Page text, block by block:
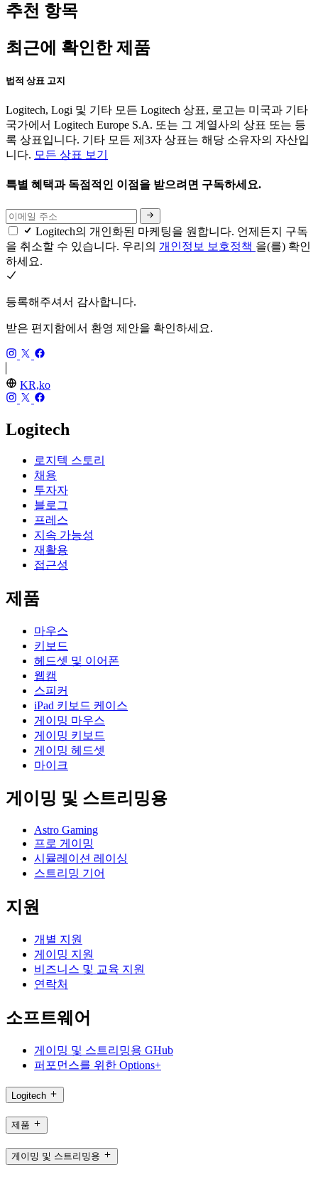
추천 항목
최근에 확인한 제품
법적 상표 고지
Logitech, Logi 및 기타 모든 Logitech 상표, 로고는 미국과 기타
국가에서 Logitech Europe S.A. 또는 그 계열사의 상표 또는 등
록 상표입니다. 기타 모든 제3자 상표는 해당 소유자의 자산입
니다. 모든 상표 보기
특별 혜택과 독점적인 이점을 받으려면 구독하세요.
Logitech의 개인화된 마케팅을 원합니다. 언제든지 구독
을 취소할 수 있습니다. 우리의 개인정보 보호정책 을(를) 확인
하세요.
등록해주셔서 감사합니다.
받은 편지함에서 환영 제안을 확인하세요.
KR,ko
Logitech
로지텍 스토리
채용
투자자
블로그
프레스
지속 가능성
재활용
접근성
제품
마우스
키보드
헤드셋 및 이어폰
웹캠
스피커
iPad 키보드 케이스
게이밍 마우스
게이밍 키보드
게이밍 헤드셋
마이크
게이밍 및 스트리밍용
Astro Gaming
프로 게이밍
시뮬레이션 레이싱
스트리밍 기어
지원
개별 지원
게이밍 지원
비즈니스 및 교육 지원
연락처
소프트웨어
게이밍 및 스트리밍용 GHub
퍼포먼스를 위한 Options+
Logitech
제품
게이밍 및 스트리밍용